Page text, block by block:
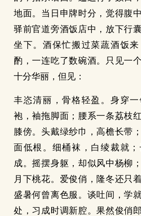
地面。当日申牌时分，觉得腹
驿前官道旁酒饭店中，放下行
坐下。酒保忙搬过菜蔬酒饭
酌，一连吃了数碗酒。只见一
十分华丽，但见：
丰恣清丽，骨格轻盈。身穿
袍，袖拖脚面；腰系一条荔枝
膝傍。头戴绿纱巾，高檐长带
面低根。细桶袜，白绫裁就
成。摇摆身躯，却似风中杨柳
月下桃花。爱俊俏，隆冬还只
盛暑何曾离色服。谈吐间，学
处，习成时调新腔。果然俊俏